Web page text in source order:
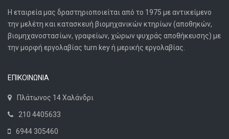
Η εταιρεία μας δραστηριοποιείται από το 1975 με αντικείμενο
την μελέτη και κατασκευή βιομηχανικών κτηρίων (αποθηκών,
βιομηχανοστασίων, γραφείων, χώρων ψυχράς αποθήκευσης) με
την μορφή εργολαβίας turn key ή μερικής εργολαβίας.
ΕΠΙΚΟΙΝΩΝΙΑ
Πλάτωνος 14 Χαλάνδρι
210 4405633
6944 305460